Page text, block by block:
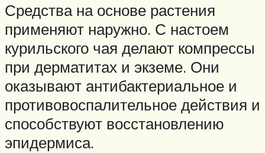
Средства на основе растения
применяют наружно. С настоем
курильского чая делают компрессы
при дерматитах и экземе. Они
оказывают антибактериальное и
противовоспалительное действия и
способствуют восстановлению
эпидермиса.